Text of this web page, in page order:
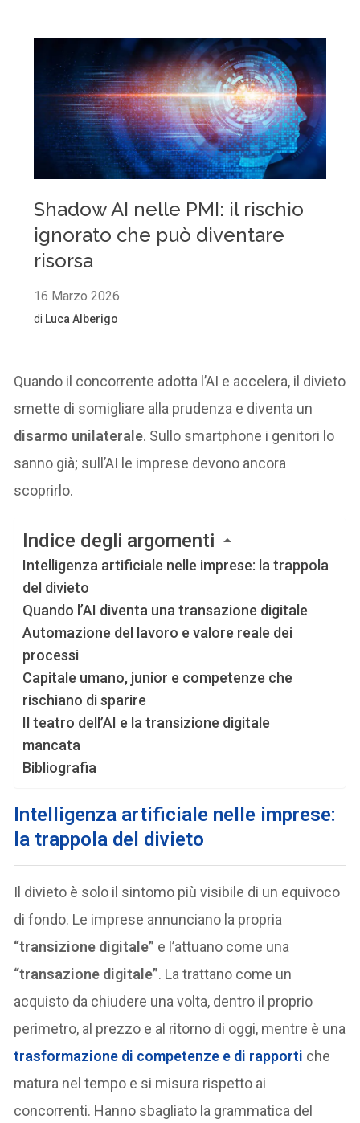
Quando il concorrente adotta l’AI e accelera, il divieto
smette di somigliare alla prudenza e diventa un
disarmo unilaterale. Sullo smartphone i genitori lo
sanno già; sull’AI le imprese devono ancora
scoprirlo.
Indice degli argomenti
Intelligenza artificiale nelle imprese: la trappola
del divieto
Quando l’AI diventa una transazione digitale
Automazione del lavoro e valore reale dei
processi
Capitale umano, junior e competenze che
rischiano di sparire
Il teatro dell’AI e la transizione digitale
mancata
Bibliografia
Intelligenza artificiale nelle imprese:
la trappola del divieto
Il divieto è solo il sintomo più visibile di un equivoco
di fondo. Le imprese annunciano la propria
“transizione digitale” e l’attuano come una
“transazione digitale”. La trattano come un
acquisto da chiudere una volta, dentro il proprio
perimetro, al prezzo e al ritorno di oggi, mentre è una
trasformazione di competenze e di rapporti che
matura nel tempo e si misura rispetto ai
concorrenti. Hanno sbagliato la grammatica del